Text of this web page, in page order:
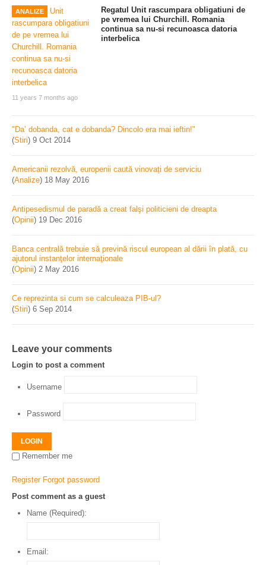
ANALIZE
11 years 7 months ago
Regatul Unit rascumpara obligatiuni de
pe vremea lui Churchill. Romania
continua sa nu-si recunoasca datoria
interbelica
"Da’ dobanda, cat e dobanda? Dincolo era mai ieftin!"
(Stiri) 9 Oct 2014
Americanii rezolvă, europenii caută vinovați de serviciu
(Analize) 18 May 2016
Antipesedismul de paradă a creat falşi politicieni de dreapta
(Opinii) 19 Dec 2016
Banca centrală trebuie să prevină riscul european al dării în plată, cu
ajutorul instanţelor internaţionale
(Opinii) 2 May 2016
Ce reprezinta si cum se calculeaza PIB-ul?
(Stiri) 6 Sep 2014
Leave your comments
Login to post a comment
Username
Password
LOGIN
Remember me
Register Forgot password
Post comment as a guest
Name (Required):
Email: